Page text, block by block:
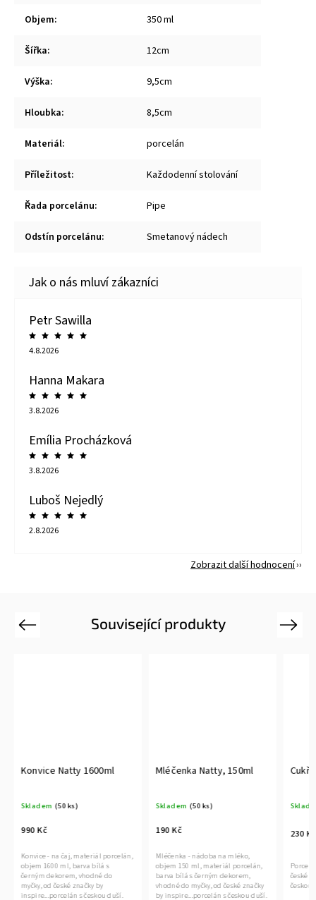
Objem: 350 ml
Šířka: 12cm
Výška: 9,5cm
Hloubka: 8,5cm
Materiál: porcelán
Příležitost: Každodenní stolování
Řada porcelánu: Pipe
Odstín porcelánu: Smetanový nádech
Petr Sawilla
4.8.2026
Hanna Makara
3.8.2026
Emília Procházková
3.8.2026
Luboš Nejedlý
2.8.2026
Zobrazit další hodnocení
Související produkty
Previous
Konvice Natty 1600ml
Skladem (50 ks)
990 Kč
Konvice - na čaj, materiál porcelán,
objem 1600 ml, barva bílá s
černým dekorem, vhodné do
myčky, od české značky by
inspire...porcelán s českou duší.
Mléčenka Natty, 150ml
Skladem (50 ks)
190 Kč
Mléčenka - nádoba na mléko,
objem 150 ml, materiál porcelán,
barva bílá s černým dekorem,
vhodné do myčky, od české značky
by inspire...porcelán s českou duší.
230 Kč
české
českou
Next